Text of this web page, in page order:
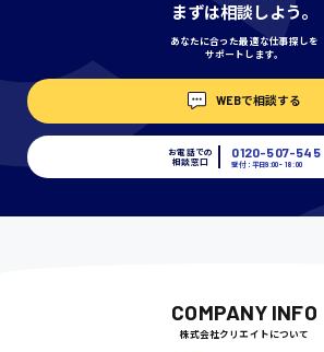
まずは相談しよう。
あなたに合った最適な仕事探しを
サポートします。
WEBで相談する
お電話での
相談窓口
0120-507-545
受付：平日9:00 - 18:00
COMPANY INFO
株式会社クリエイトについて